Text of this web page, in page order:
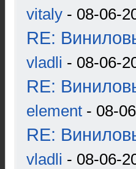
vitaly - 08-06-
RE:
vladli - 08-06-
RE:
element - 08-
RE:
vladli - 08-06-